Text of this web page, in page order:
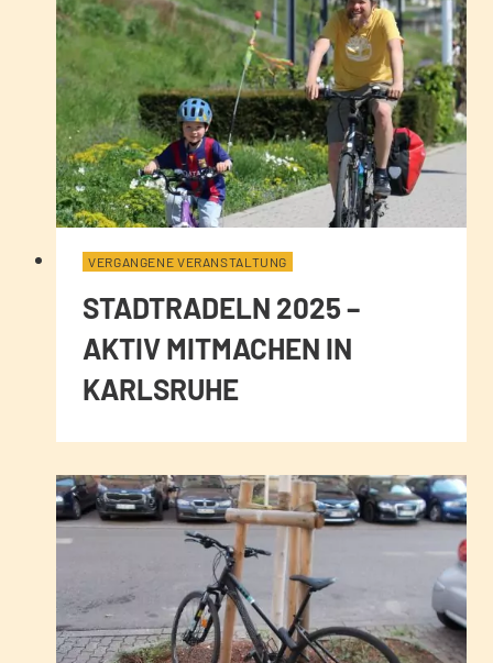
VERGANGENE VERANSTALTUNG
STADTRADELN 2025 –
AKTIV MITMACHEN IN
KARLSRUHE